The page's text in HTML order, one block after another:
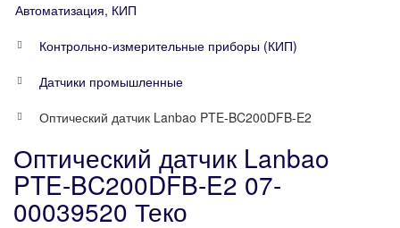
Автоматизация, КИП
Контрольно-измерительные приборы (КИП)
Датчики промышленные
Оптический датчик Lanbao PTE-BC200DFB-E2
Оптический датчик Lanbao
PTE-BC200DFB-E2 07-
00039520 Теко